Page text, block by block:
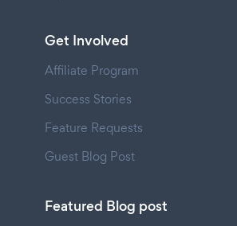
Get Involved
Affiliate Program
Success Stories
Feature Requests
Guest Blog Post
Featured Blog post